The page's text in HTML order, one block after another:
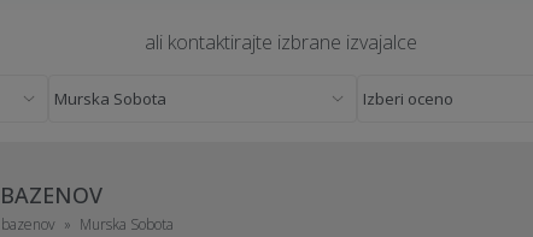
ali kontaktirajte izbrane izvajalce
Murska Sobota